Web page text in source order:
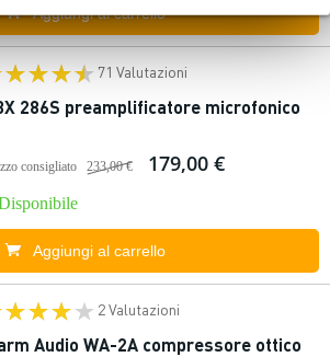
Aggiungi al carrello
71 Valutazioni
286S preamplificatore microfonico
consigliato 233,00 € 179,00 €
Aggiungi al carrello
2 Valutazioni
Audio WA-2A compressore ottico